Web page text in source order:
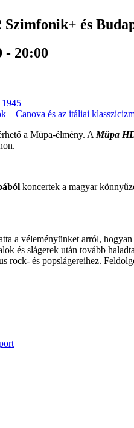
és
- 20:00
– Canova és az itáliai
a Müpa-élmény. AMüpa
koncertek a magyar
a véleményünket arról,
és slágerek után tovább
rock- és popslágereihez.